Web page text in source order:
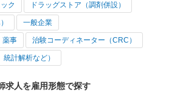
ク ドラッグストア（調剤併設）
一般企業
薬事 治験コーディネーター（CRC）
計解析など）
求人を雇用形態で探す